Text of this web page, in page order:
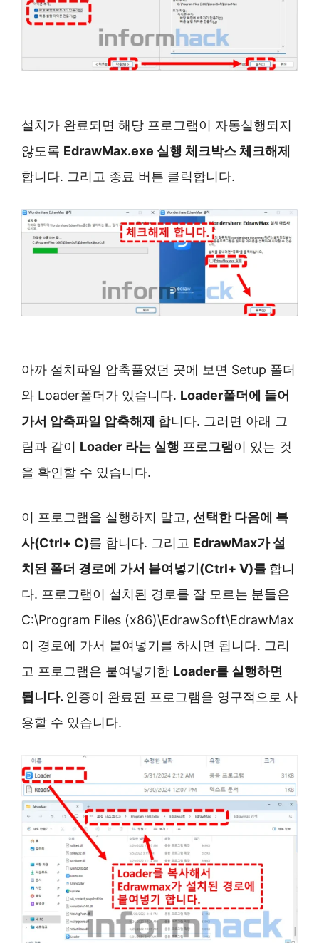
설치가 완료되면 해당 프로그램이 자동실행되지
않도록 EdrawMax.exe 실행 체크박스 체크해제
합니다. 그리고 종료 버튼 클릭합니다.
아까 설치파일 압축풀었던 곳에 보면 Setup 폴더
와 Loader폴더가 있습니다. Loader폴더에 들어
가서 압축파일 압축해제 합니다. 그러면 아래 그
림과 같이 Loader 라는 실행 프로그램이 있는 것
을 확인할 수 있습니다.
이 프로그램을 실행하지 말고, 선택한 다음에 복
사(Ctrl+ C)를 합니다. 그리고 EdrawMax가 설
치된 폴더 경로에 가서 붙여넣기(Ctrl+ V)를 합니
다. 프로그램이 설치된 경로를 잘 모르는 분들은
C:\Program Files (x86)\EdrawSoft\EdrawMax
이 경로에 가서 붙여넣기를 하시면 됩니다. 그리
고 프로그램은 붙여넣기한 Loader를 실행하면
됩니다. 인증이 완료된 프로그램을 영구적으로 사
용할 수 있습니다.